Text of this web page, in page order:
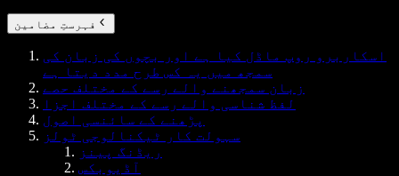
فہرستِ مضامین
اسکاربرو روپ ماڈل کیا ہے اور بچوں کی زبان کی
سمجھ میں یہ کس طرح مدد دیتا ہے
زبان سمجھنے والے رسے کے مختلف حصے
لفظ شناسی والے رسے کے مختلف اجزا
پڑھنے کے سائنسی اصول
سہولت کار ٹیکنالوجی ٹولز
ریڈنگ پینز
آڈیوبکس